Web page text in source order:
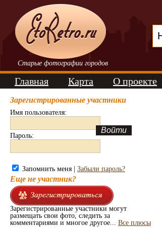
Старые фотографии городов
Главная Карта О проекте
Зарегистрированные участники
Имя пользователя:
Пароль:
Запомнить меня | Забыли пароль?
Еще не участник?
Зарегистрированные участники могут
размещать свои фото, следить за
комментариями и многое другое... Все плюсы